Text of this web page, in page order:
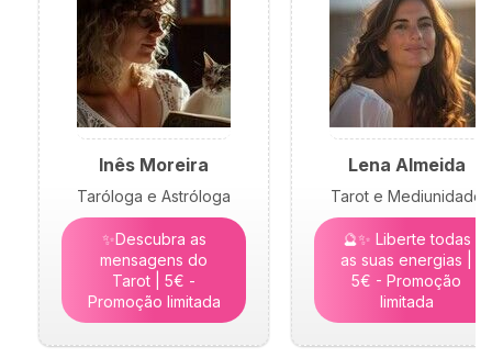
Inês Moreira
Taróloga e Astróloga
✨Descubra as
mensagens do
Tarot | 5€ -
Promoção limitada
Lena Almeida
Tarot e Mediunidade
🔮✨ Liberte todas
as suas energias |
5€ - Promoção
limitada